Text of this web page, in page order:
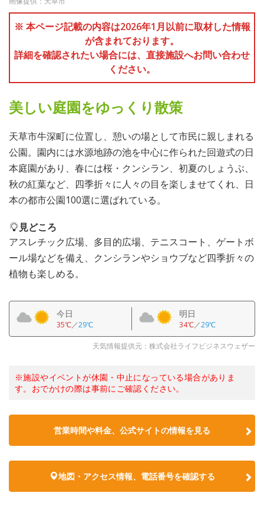
※ 本ページ記載の内容は2026年1月以前に取材した情報
が含まれております。
詳細を確認されたい場合には、直接施設へお問い合わせ
ください。
美しい庭園をゆっくり散策
天草市牛深町に位置し、憩いの場として市民に親しまれる
公園。園内には水源地跡の池を中心に作られた回遊式の日
本庭園があり、春には桜・クンシラン、初夏のしょうぶ、
秋の紅葉など、四季折々に人々の目を楽しませてくれ、日
本の都市公園100選に選ばれている。
見どころ
アスレチック広場、多目的広場、テニスコート、ゲートボ
ール場などを備え、クンシランやショウブなど四季折々の
植物も楽しめる。
今日
35℃／29℃
明日
34℃／29℃
天気情報提供元：株式会社ライフビジネスウェザー
※施設やイベントが休園・中止になっている場合がありま
す。おでかけの際は事前にご確認ください。
営業時間や料金、公式サイトの情報を見る
地図・アクセス情報、電話番号を確認する